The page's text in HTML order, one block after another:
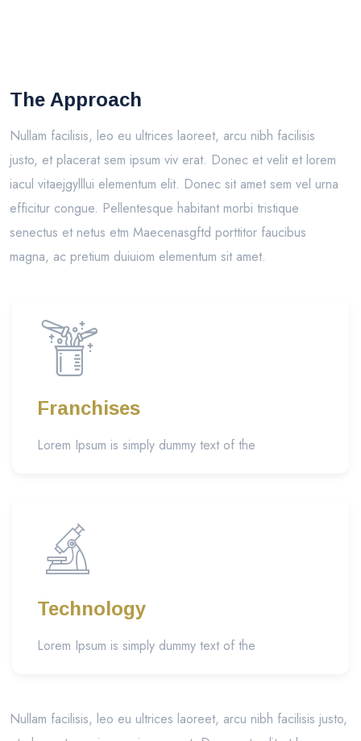
The Approach
Nullam facilisis, leo eu ultrices laoreet, arcu nibh facilisis
justo, et placerat sem ipsum viv erat. Donec et velit et lorem
iacul vitaejgylllui elementum elit. Donec sit amet sem vel urna
efficitur congue. Pellentesque habitant morbi tristique
senectus et netus etm Maecenasgftd porttitor faucibus
magna, ac pretium duiuiom elementum sit amet.
Franchises
Lorem Ipsum is simply dummy text of the
Technology
Lorem Ipsum is simply dummy text of the
Nullam facilisis, leo eu ultrices laoreet, arcu nibh facilisis justo,